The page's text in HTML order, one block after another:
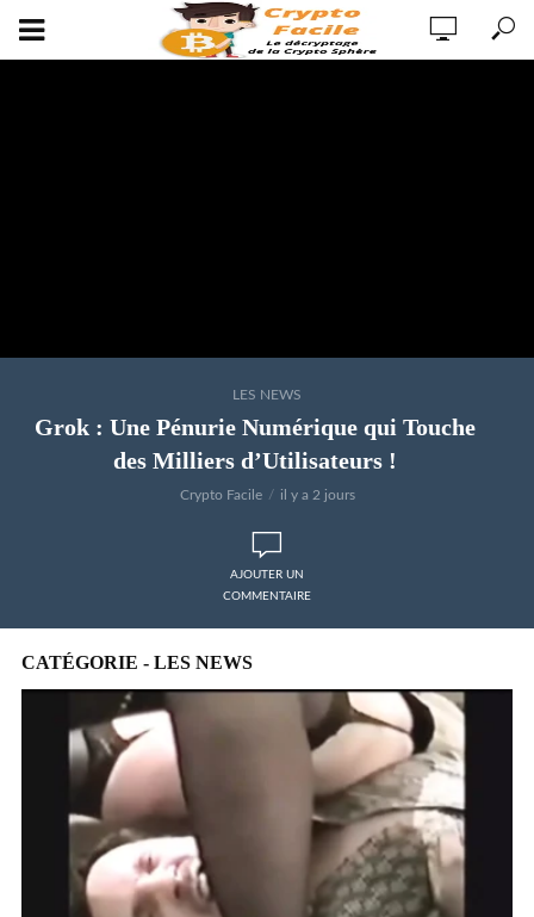
LES NEWS
Grok : Une Pénurie Numérique qui Touche
des Milliers d’Utilisateurs !
Crypto Facile il y a 2 jours
AJOUTER UN
COMMENTAIRE
CATÉGORIE - LES NEWS